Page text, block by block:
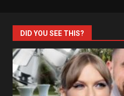
DID YOU SEE THIS?